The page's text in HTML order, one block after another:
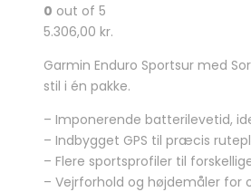
0 out of 5
5.306,00 kr.
Garmin Enduro Sportsur med
stil i én pakke.
– Imponerende batterilevetid,
– Indbygget GPS til præcis
– Flere sportsprofiler til
– Vejrforhold og højdemåler